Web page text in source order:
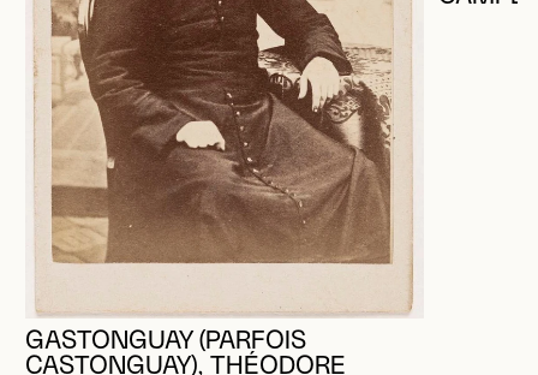
GASTONGUAY (PARFOIS
CASTONGUAY), THÉODORE